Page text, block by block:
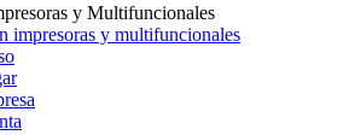
y Multifuncionales
impresoras y multifuncionales